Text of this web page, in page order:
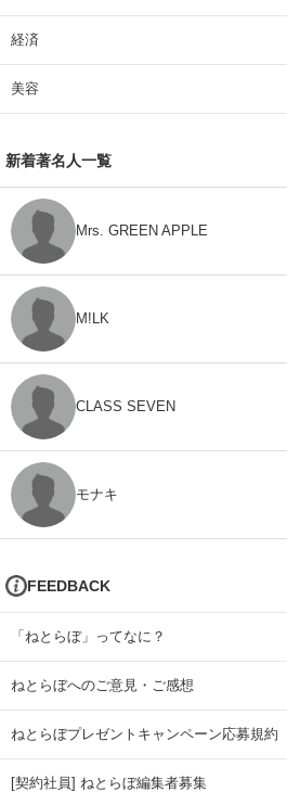
経済
美容
新着著名人一覧
Mrs. GREEN APPLE
M!LK
CLASS SEVEN
モナキ
FEEDBACK
「ねとらぼ」ってなに？
ねとらぼへのご意見・ご感想
ねとらぼプレゼントキャンペーン応募規約
[契約社員] ねとらぼ編集者募集